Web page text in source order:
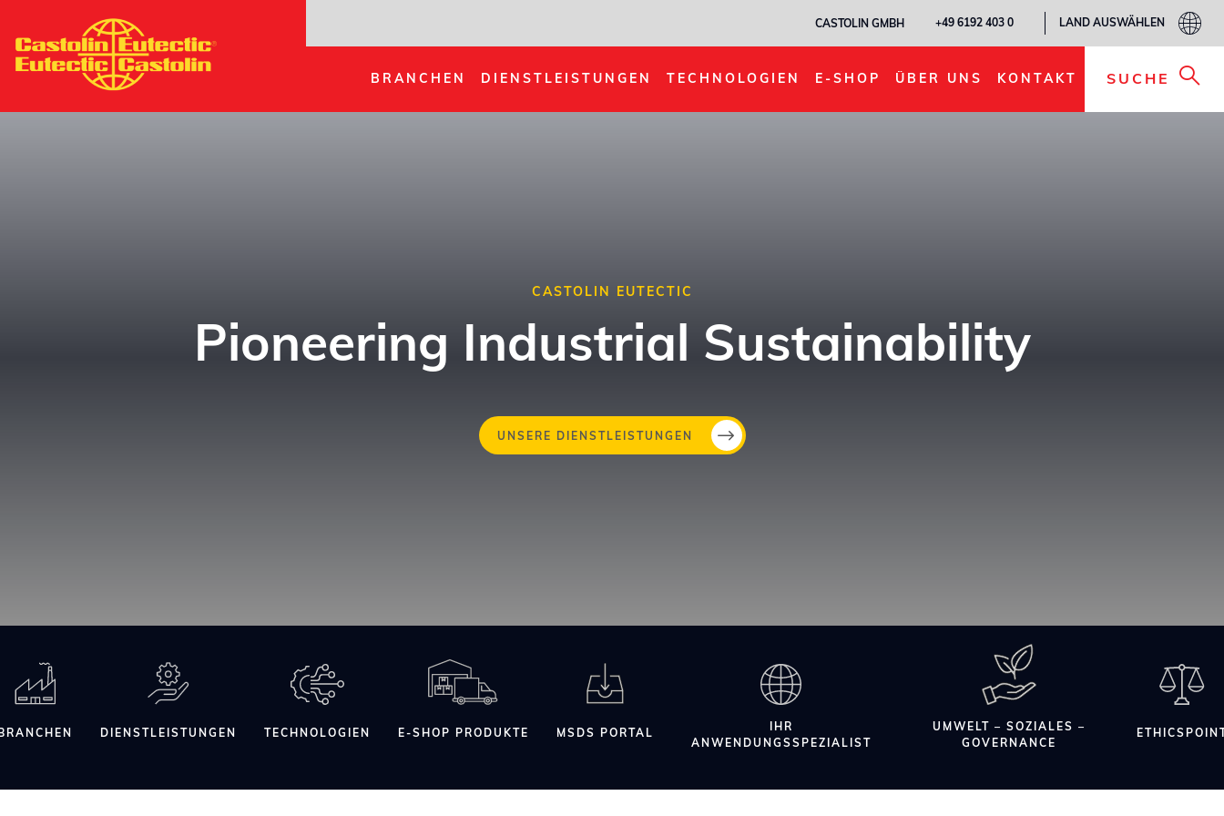
zum
Inhalt
CASTOLIN GMBH +49 6192 403 0 LAND AUSWÄHLEN
BRANCHEN DIENSTLEISTUNGEN TECHNOLOGIEN E-SHOP ÜBER UNS KONTAKT SUCHE
CASTOLIN EUTECTIC
Pioneering Industrial Sustainability
UNSERE DIENSTLEISTUNGEN
DIENSTLEISTUNGEN TECHNOLOGIEN E-SHOP PRODUKTE MSDS PORTAL
IHR
ANWENDUNGSSPEZIALIST
UMWELT – SOZIALES –
GOVERNANCE